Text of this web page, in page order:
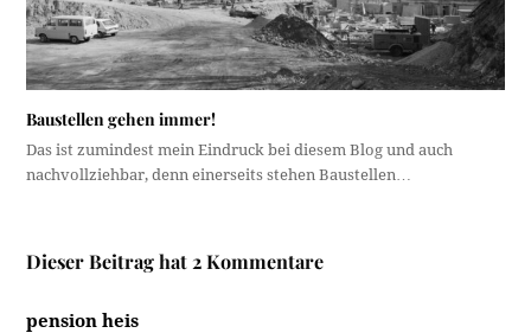
Baustellen gehen immer!
Das ist zumindest mein Eindruck bei diesem Blog und auch
nachvollziehbar, denn einerseits stehen Baustellen…
Dieser Beitrag hat 2 Kommentare
pension heis